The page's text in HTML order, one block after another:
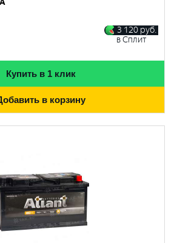
3 120 руб.
в Сплит
Купить в 1 клик
в корзину